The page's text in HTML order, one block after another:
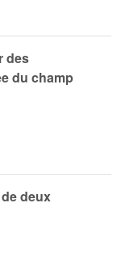
des
du champ
deux